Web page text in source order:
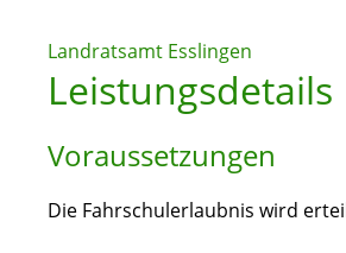
Landratsamt Esslingen
Leistungsdetails
Voraussetzungen
Die Fahrschulerlaubnis wird